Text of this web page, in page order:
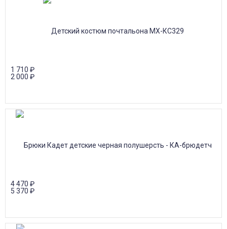
1 710 ₽
2 000 ₽
4 470 ₽
5 370 ₽